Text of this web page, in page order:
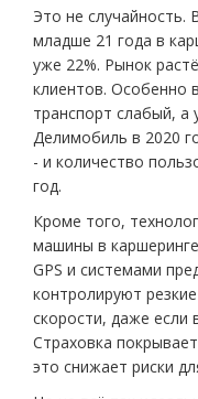
Это не случайность.
младше 21 года в
уже 22%. Рынок
клиентов. Особенно
транспорт слабый,
Делимобиль в 2020
- и количество
год.
Кроме того,
машины в
GPS и системами
контролируют
скорости, даже если
Страховка
это снижает риски